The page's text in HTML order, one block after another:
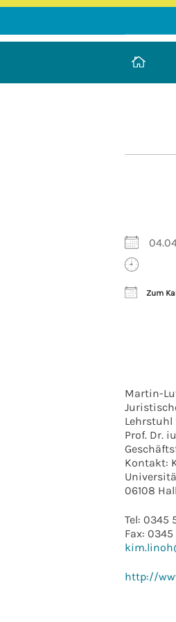
LEUCOREA DE
Stiftung des
Zum
Martin-
Prof. Dr.
Kontakt:
06108
Tel: 0345
Fax: 0345
http://